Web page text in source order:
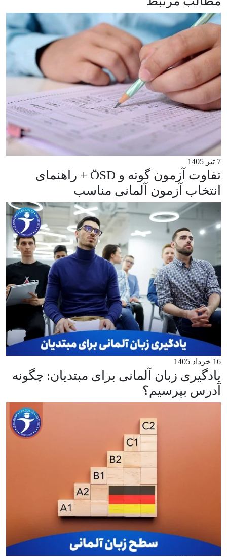
7 تیر 1405
تفاوت آزمون گوته و ÖSD + راهنمای
انتخاب آزمون آلمانی مناسب
16 خرداد 1405
یادگیری زبان آلمانی برای مبتدیان: چگونه
آدرس بپرسیم؟